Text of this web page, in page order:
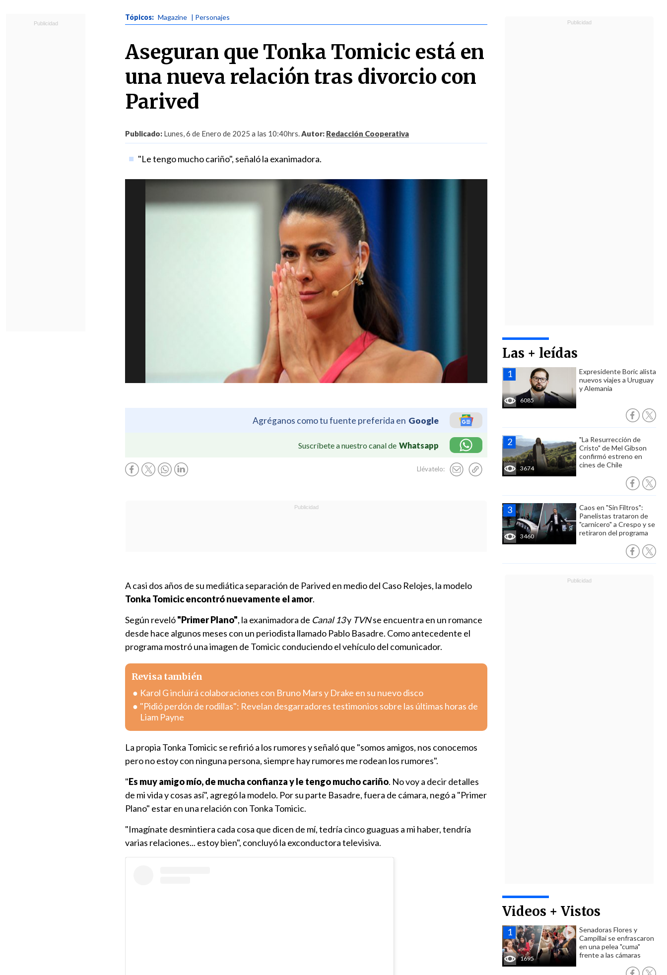
Tópicos: Magazine | Personajes
Aseguran que Tonka Tomicic está en
una nueva relación tras divorcio con
Parived
Publicado: Lunes, 6 de Enero de 2025 a las 10:40hrs.Autor: Redacción Cooperativa
"Le tengo mucho cariño", señaló la exanimadora.
Agréganos como tu fuente preferida en Google
Suscríbete a nuestro canal de Whatsapp
Llévatelo:
Las + leídas
6085
Expresidente Boric alista
nuevos viajes a Uruguay
y Alemania
3674
"La Resurrección de
Cristo" de Mel Gibson
confirmó estreno en
cines de Chile
3460
Caos en "Sin Filtros":
Panelistas trataron de
"carnicero" a Crespo y se
retiraron del programa
Videos + Vistos
1695
Senadoras Flores y
Campillai se enfrascaron
en una pelea "cuma"
frente a las cámaras
A casi dos años de su mediática separación de Parived en medio del Caso Relojes, la modelo
Tonka Tomicicencontró nuevamente el amor.
Según reveló"Primer Plano", la exanimadora de Canal 13y TVNse encuentra en un romance
desde hace algunos meses con un periodista llamado Pablo Basadre. Como antecedente el
programa mostró una imagen de Tomicic conduciendo el vehículo del comunicador.
Revisa también
Karol G incluirá colaboraciones con Bruno Mars y Drake en su nuevo disco
"Pidió perdón de rodillas": Revelan desgarradores testimonios sobre las últimas horas de
Liam Payne
La propia Tonka Tomicic se refirió a los rumores y señaló que "somos amigos, nos conocemos
pero no estoy con ninguna persona, siempre hay rumores me rodean los rumores".
"Es muy amigo mío, de mucha confianza y le tengo mucho cariño. No voy a decir detalles
de mi vida y cosas así", agregó la modelo. Por su parte Basadre, fuera de cámara, negó a "Primer
Plano" estar en una relación con Tonka Tomicic.
"Imagínate desmintiera cada cosa que dicen de mí, tedría cinco guaguas a mi haber, tendría
varias relaciones... estoy bien", concluyó la exconductora televisiva.